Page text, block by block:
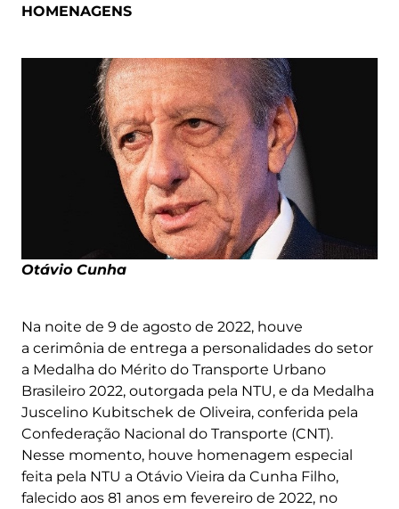
HOMENAGENS
Otávio Cunha
Na noite de 9 de agosto de 2022, houve
a cerimônia de entrega a personalidades do setor
a Medalha do Mérito do Transporte Urbano
Brasileiro 2022, outorgada pela NTU, e da Medalha
Juscelino Kubitschek de Oliveira, conferida pela
Confederação Nacional do Transporte (CNT).
Nesse momento, houve homenagem especial
feita pela NTU a Otávio Vieira da Cunha Filho,
falecido aos 81 anos em fevereiro de 2022, no